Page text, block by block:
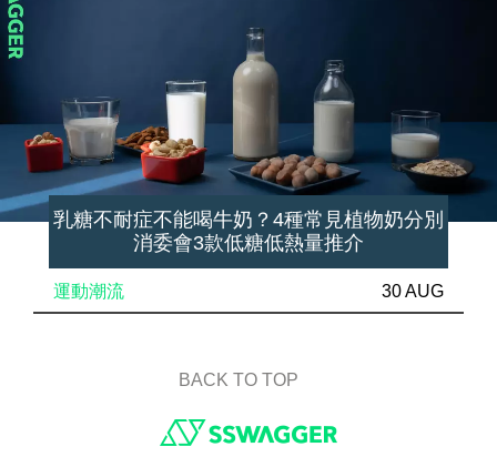
乳糖不耐症不能喝牛奶？4種常見植物奶分別
消委會3款低糖低熱量推介
運動潮流 30 AUG
BACK TO TOP